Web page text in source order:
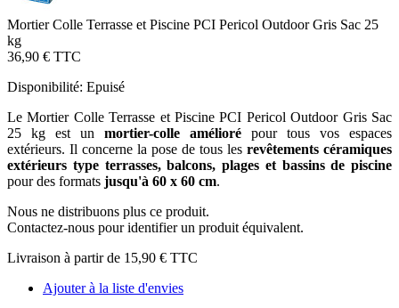
Mortier Colle Terrasse et Piscine PCI Pericol Outdoor Gris Sac 25
kg
36,90 € TTC
Disponibilité: Epuisé
Le Mortier Colle Terrasse et Piscine PCI Pericol Outdoor Gris Sac
25 kg est un mortier-colle amélioré pour tous vos espaces
extérieurs. Il concerne la pose de tous les revêtements céramiques
extérieurs type terrasses, balcons, plages et bassins de piscine
pour des formats jusqu'à 60 x 60 cm.
Nous ne distribuons plus ce produit.
Contactez-nous pour identifier un produit équivalent.
Livraison à partir de 15,90 € TTC
Ajouter à la liste d'envies